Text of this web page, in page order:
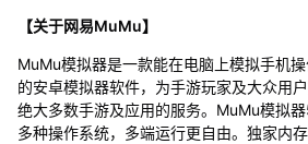
【关于网易MuMu】
MuMu模拟器是一款能在电脑上模拟手机
的安卓模拟器软件，为手游玩家及大众用
绝大多数手游及应用的服务。MuMu模拟
多种操作系统，多端运行更自由。独家内